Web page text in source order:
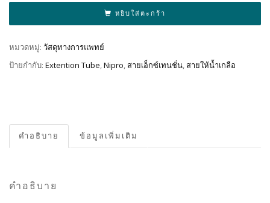
หยิบใส่ตะกร้า
หมวดหมู่: วัสดุทางการแพทย์
ป้ายกำกับ: Extention Tube,Nipro, สายเอ็กซ์เทนชั่น, สายให้น้ำเกลือ
คำอธิบาย ข้อมูลเพิ่มเติม
คำอธิบาย